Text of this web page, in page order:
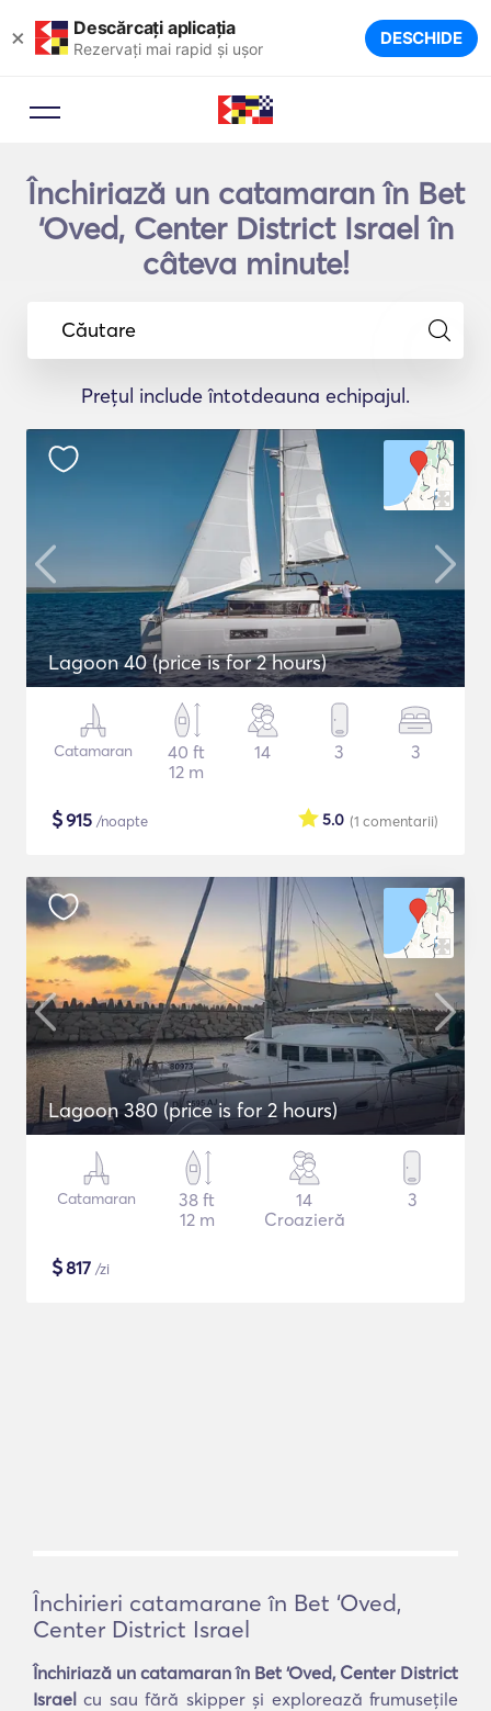
× Descărcați aplicația
Rezervați mai rapid și ușor DESCHIDE
Închiriază un catamaran în Bet
‘Oved, Center District Israel în
câteva minute!
Căutare
Prețul include întotdeauna echipajul.
Lagoon 40 (price is for 2 hours)
Catamaran
40 ft
12 m
14 3 3
$915 /noapte (1 comentarii)
5.0
Lagoon 380 (price is for 2 hours)
Catamaran
38 ft
12 m
14
Croazieră
3
$817 /zi
Închirieri catamarane în Bet ‘Oved,
Center District Israel
Închiriază un catamaran în Bet ‘Oved, Center District
Israel cu sau fără skipper și explorează frumusețile